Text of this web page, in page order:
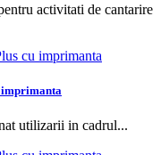
activitati de cantarire
imprimanta
utilizarii in cadrul...